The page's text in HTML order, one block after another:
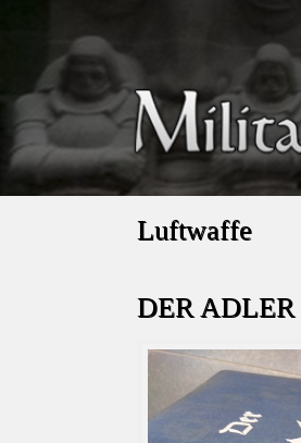
Luftwaffe
DER ADLER